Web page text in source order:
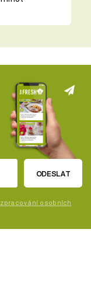
ODESLAT
osobních